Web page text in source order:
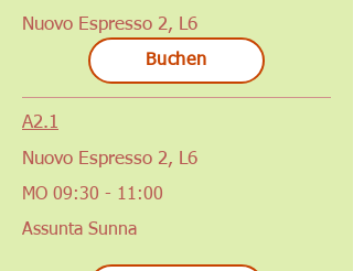
Nuovo Espresso 2, L6
Buchen
A2.1
Nuovo Espresso 2, L6
MO 09:30 - 11:00
Assunta Sunna